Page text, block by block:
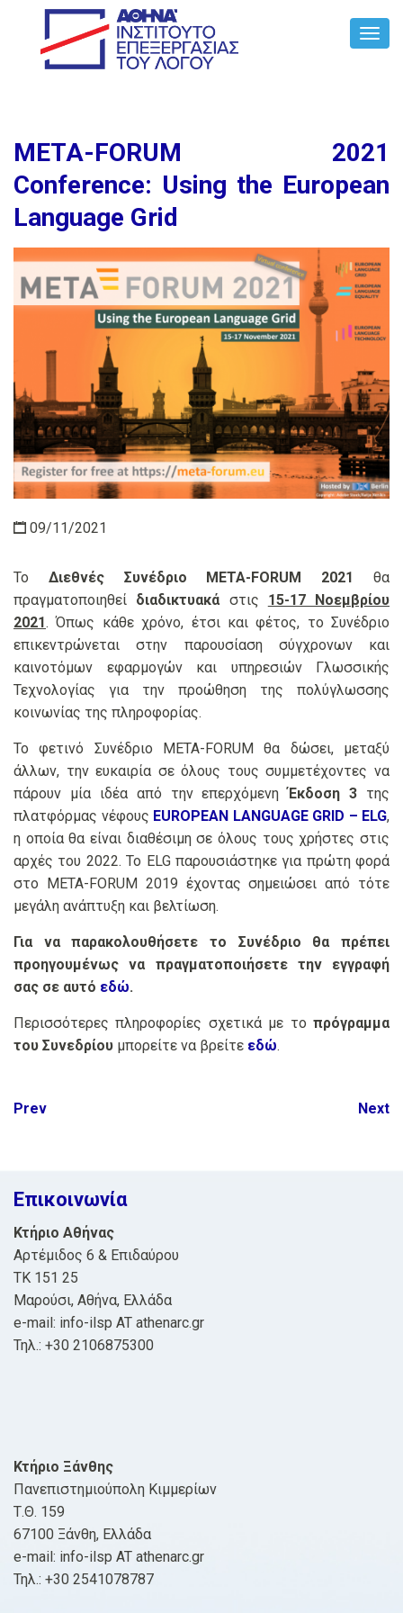
META-FORUM 2021
Conference: Using the European
Language Grid
09/11/2021
Το Διεθνές Συνέδριο META-FORUM 2021
θα
πραγματοποιηθεί διαδικτυακά στις 15-17 Νοεμβρίου
2021. Όπως κάθε χρόνο, έτσι και φέτος, το Συνέδριο
επικεντρώνεται στην παρουσίαση σύγχρονων και
καινοτόμων εφαρμογών και υπηρεσιών Γλωσσικής
Τεχνολογίας για την προώθηση της πολύγλωσσης
κοινωνίας της πληροφορίας.
Το φετινό Συνέδριο META-FORUM θα δώσει, μεταξύ
άλλων, την ευκαιρία σε όλους τους συμμετέχοντες να
πάρουν μία ιδέα από την επερχόμενηΈκδοση 3 της
πλατφόρμας νέφους EUROPEAN LANGUAGE GRID – ELG,
η οποία θα είναι διαθέσιμη σε όλους τους χρήστες στις
αρχές του 2022. Το ELG παρουσιάστηκε για πρώτη φορά
στο META-FORUM 2019 έχοντας σημειώσει από τότε
μεγάλη ανάπτυξη και βελτίωση.
Για να παρακολουθήσετε το Συνέδριο θα πρέπει
προηγουμένως να πραγματοποιήσετε την εγγραφή
σας σε αυτό εδώ.
Περισσότερες πληροφορίες σχετικά με το πρόγραμμα
του Συνεδρίου μπορείτε να βρείτε εδώ.
Post
Prev Next
Επικοινωνία
Κτήριο Αθήνας
Αρτέμιδος 6 & Επιδαύρου
ΤΚ 151 25
Μαρούσι, Αθήνα, Ελλάδα
e-mail: info-ilsp AT athenarc.gr
Τηλ.: +30 2106875300
Κτήριο Ξάνθης
Πανεπιστημιούπολη Κιμμερίων
Τ.Θ. 159
67100 Ξάνθη, Ελλάδα
e-mail: info-ilsp AT athenarc.gr
Τηλ.: +30 2541078787